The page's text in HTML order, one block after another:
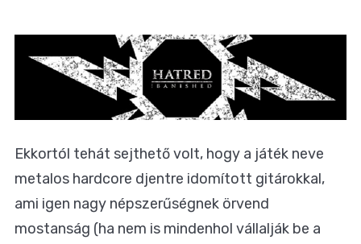
Ekkortól tehát sejthető volt, hogy a játék neve
metalos hardcore djentre idomított gitárokkal,
ami igen nagy népszerűségnek örvend
mostanság (ha nem is mindenhol vállalják be a